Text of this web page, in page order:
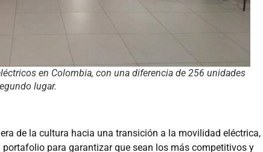
en Colombia, con una diferencia de 256 unidades
lugar.
de la cultura hacia una transición a la movilidad eléctrica,
para garantizar que sean los más competitivos y